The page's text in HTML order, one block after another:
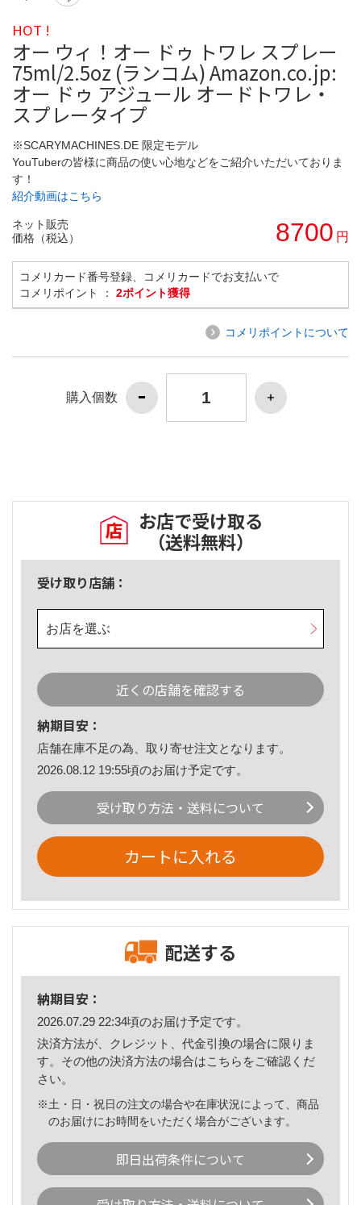
HOT !
オー ウィ！オー ドゥ トワレ スプレー
75ml/2.5oz (ランコム) Amazon.co.jp:
オー ドゥ アジュール オードトワレ・
スプレータイプ
※SCARYMACHINES.DE 限定モデル
YouTuberの皆様に商品の使い心地などをご紹介いただいておりま
す！
紹介動画はこちら
ネット販売
価格（税込）
8700 円
コメリカード番号登録、コメリカードでお支払いで
コメリポイント ： 2ポイント獲得
コメリポイントについて
購入個数
お店で受け取る
（送料無料）
受け取り店舗：
お店を選ぶ
近くの店舗を確認する
納期目安：
店舗在庫不足の為、取り寄せ注文となります。
2026.08.12 19:55頃のお届け予定です。
受け取り方法・送料について
カートに入れる
配送する
納期目安：
2026.07.29 22:34頃のお届け予定です。
決済方法が、クレジット、代金引換の場合に限りま
す。その他の決済方法の場合はこちら をご確認くだ
さい。
※土・日・祝日の注文の場合や在庫状況によって、商品
のお届けにお時間をいただく場合がございます。
即日出荷条件について